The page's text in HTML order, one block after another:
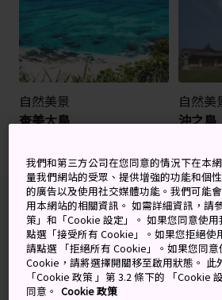
自然美景
奄美大島
自然美
沖之島
我們和第三方公司在您同意的情況下在本
量我們網站的受眾、提供增強的功能和個
的廣告以及使用社交媒體功能。我們可能
用本網站的相關資訊。 如需詳細資訊，請
策」和「Cookie 設定」。 如果您同意使
點選「接受所有 Cookie」。如果您拒絕使
請點選 「拒絕所有 Cookie」。如果您同
Cookie，請將選擇開關移至啟用狀態。 此
「Cookie 政策 」第 3.2 條下的 「Cookie
同意。 Cookie 政策